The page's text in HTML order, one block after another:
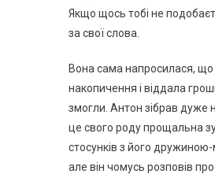
Якщо щось тобі не
за свої слова.
Вона сама напросилася, що
накопичення і віддала
змогли. Антон зібрав дуже
це свого роду прощальна
стосунків з його
але він чомусь розповів